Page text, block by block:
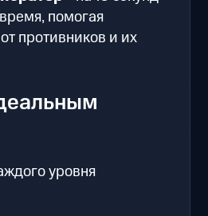
помогая
противников и их
уровня